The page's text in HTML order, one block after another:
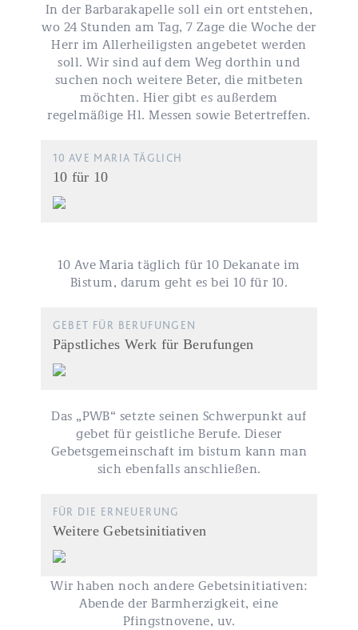
In der Barbarakapelle soll ein ort entstehen,
wo 24 Stunden am Tag, 7 Zage die Woche der
Herr im Allerheiligsten angebetet werden
soll. Wir sind auf dem Weg dorthin und
suchen noch weitere Beter, die mitbeten
möchten. Hier gibt es außerdem
regelmäßige Hl. Messen sowie Betertreffen.
10 AVE MARIA TÄGLICH
10 für 10
10 Ave Maria täglich für 10 Dekanate im
Bistum, darum geht es bei 10 für 10.
GEBET FÜR BERUFUNGEN
Päpstliches Werk für Berufungen
Das „PWB“ setzte seinen Schwerpunkt auf
gebet für geistliche Berufe. Dieser
Gebetsgemeinschaft im bistum kann man
sich ebenfalls anschließen.
FÜR DIE ERNEUERUNG
Weitere Gebetsinitiativen
Wir haben noch andere Gebetsinitiativen:
Abende der Barmherzigkeit, eine
Pfingstnovene, uv.